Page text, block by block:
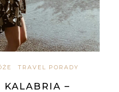
TRAVEL PORADY
KALABRIA –